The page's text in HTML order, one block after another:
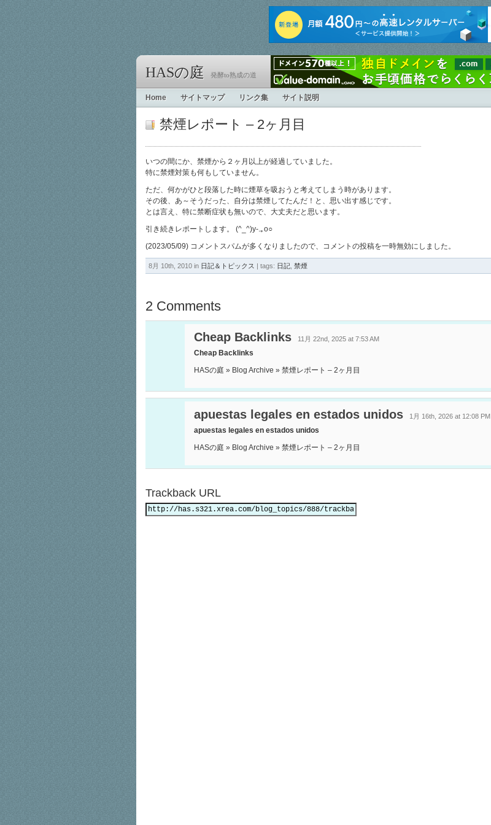
HASの庭 発酵to熟成の道
Home サイトマップ リンク集 サイト説明
禁煙レポート – 2ヶ月目
いつの間にか、禁煙から２ヶ月以上が経過していました。
特に禁煙対策も何もしていません。
ただ、何かがひと段落した時に煙草を吸おうと考えてしまう時があります。
その後、あ～そうだった、自分は禁煙してたんだ！と、思い出す感じです。
とは言え、特に禁断症状も無いので、大丈夫だと思います。
引き続きレポートします。 (^_^)y-.｡o○
(2023/05/09) コメントスパムが多くなりましたので、コメントの投稿を一時無効にしました。
8月 10th, 2010 in 日記＆トピックス | tags: 日記 禁煙
2 Comments
Cheap Backlinks 11月 22nd, 2025 at 7:53 AM
Cheap Backlinks
HASの庭 » Blog Archive » 禁煙レポート – 2ヶ月目
apuestas legales en estados unidos 1月 16th, 2026 at 12:08 PM
apuestas legales en estados unidos
HASの庭 » Blog Archive » 禁煙レポート – 2ヶ月目
Trackback URL